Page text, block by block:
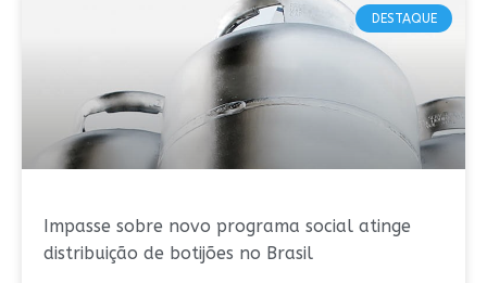
DESTAQUE
Impasse sobre novo programa social atinge
distribuição de botijões no Brasil